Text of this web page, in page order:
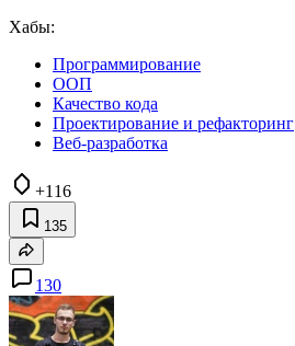
Хабы:
Программирование
ООП
Качество кода
Проектирование и рефакторинг
Веб-разработка
+116
135
130